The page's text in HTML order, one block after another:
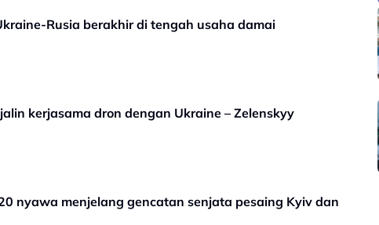
Rusia berakhir di tengah usaha damai
kerjasama dron dengan Ukraine – Zelenskyy
nyawa menjelang gencatan senjata pesaing Kyiv dan